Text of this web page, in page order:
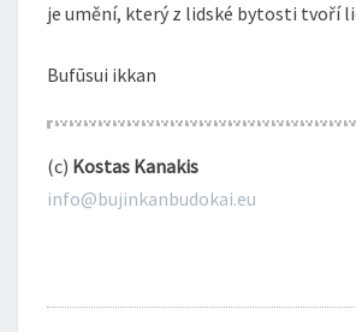
je umění, který z lidské bytosti tvoří
Bufūsui ikkan
(c) Kostas Kanakis
info@bujinkanbudokai.eu